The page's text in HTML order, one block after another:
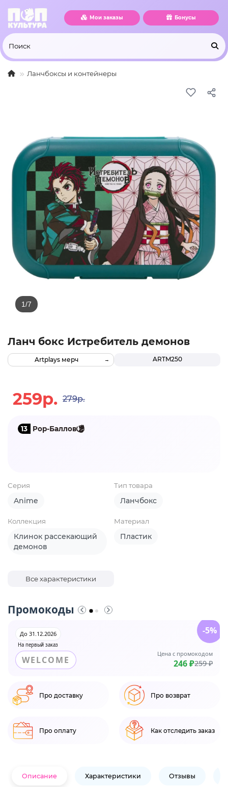
Мои заказы Бонусы
Ланчбоксы и контейнеры
Ланч бокс Истребитель демонов
ARTM250
Artplays мерч
259р. 279р.
13 Pop-Баллов
Серия
Anime
Тип товара
Ланчбокс
Коллекция
Клинок рассекающий
демонов
Материал
Пластик
Все характеристики
Промокоды
На первый заказ
До 31.12.2026
WELCOME
Цена с промокодом
246 ₽259 ₽
-5%
Про доставку Про возврат
Про оплату Как отследить заказ
Описание Характеристики Отзывы